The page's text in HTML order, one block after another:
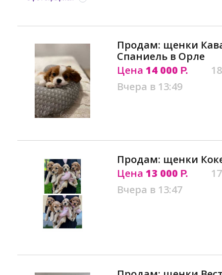
Продам: щенки
Спаниель в Орле
Цена 14 000 Р.
Вчера в 13:49
Продам: щенки
Цена 13 000 Р.
Вчера в 13:47